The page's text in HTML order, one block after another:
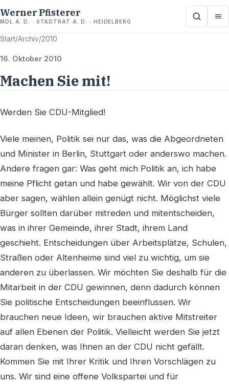
Werner Pfisterer
MDL A. D. · STADTRAT A. D. · HEIDELBERG
Start/Archiv/2010
16. Oktober 2010
Machen Sie mit!
Werden Sie CDU-Mitglied!
Viele meinen, Politik sei nur das, was die Abgeordneten
und Minister in Berlin, Stuttgart oder anderswo machen.
Andere fragen gar: Was geht mich Politik an, ich habe
meine Pflicht getan und habe gewählt. Wir von der CDU
aber sagen, wählen allein genügt nicht. Möglichst viele
Bürger sollten darüber mitreden und mitentscheiden,
was in ihrer Gemeinde, ihrer Stadt, ihrem Land
geschieht. Entscheidungen über Arbeitsplätze, Schulen,
Straßen oder Altenheime sind viel zu wichtig, um sie
anderen zu überlassen. Wir möchten Sie deshalb für die
Mitarbeit in der CDU gewinnen, denn dadurch können
Sie politische Entscheidungen beeinflussen. Wir
brauchen neue Ideen, wir brauchen aktive Mitstreiter
auf allen Ebenen der Politik. Vielleicht werden Sie jetzt
daran denken, was Ihnen an der CDU nicht gefällt.
Kommen Sie mit Ihrer Kritik und Ihren Vorschlägen zu
uns. Wir sind eine offene Volkspartei und für